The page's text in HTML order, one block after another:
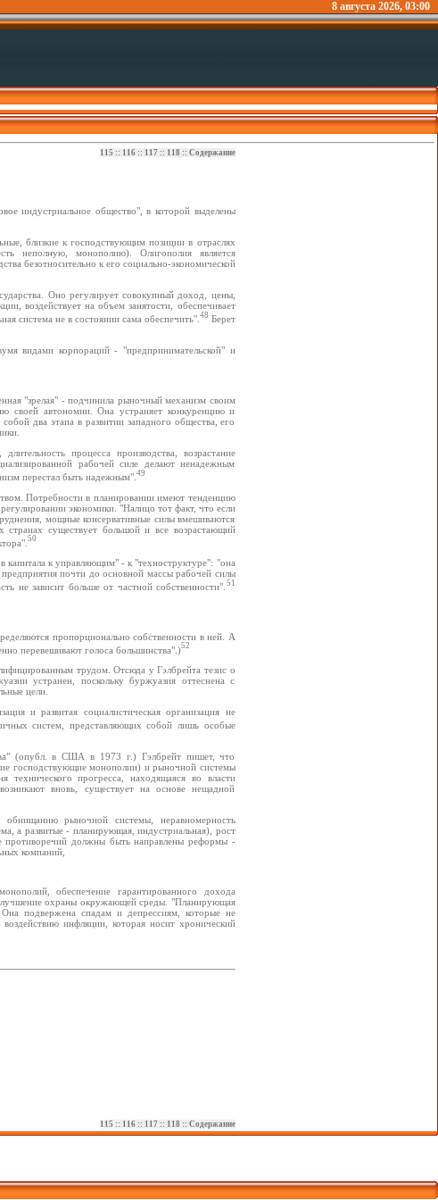
8 августа 2026, 03:00
115 :: 116 :: 117:: 118 :: Содержание
индустриальное общество", в которой выделены
близкие к господствующим позиции в отраслях
неполную, монополию). Олигополия является
безотносительно к его социально-экономической
Оно регулирует совокупный доход, цены,
воздействует на объем занятости, обеспечивает
система не в состоянии сама обеспечить". 48 Берет
видами корпораций - "предпринимательской" и
"зрелая" - подчинила рыночный механизм своим
своей автономии. Она устраняет конкуренцию и
два этапа в развитии западного общества, его
процесса производства, возрастание
рабочей силе делают ненадежным
перестал быть надежным". 49
Потребности в планировании имеют тенденцию
экономики. "Налицо тот факт, что если
мощные консервативные силы вмешиваются
странах существует большой и все возрастающий
50
капитала к управляющим" - к "техноструктуре": "она
почти до основной массы рабочей силы
не зависит больше от частной собственности". 51
пропорционально собственности в ней. А
перевешивают голоса большинства".)52
трудом. Отсюда у Гэлбрейта тезис о
устранен, поскольку буржуазия оттеснена с
цели.
и развитая социалистическая организация не
систем, представляющих собой лишь особые
(опубл. в США в 1973 г.) Гэлбрейт пишет, что
господствующие монополии) и рыночной системы
технического прогресса, находящаяся во власти
вновь, существует на основе нещадной
рыночной системы, неравномерность
а развитые - планирующая, индустриальная), рост
противоречий должны быть направлены реформы -
компаний,
обеспечение гарантированного дохода
охраны окружающей среды. "Планирующая
Она подвержена спадам и депрессиям, которые не
инфляции, которая носит хронический
115 :: 116 :: 117:: 118 :: Содержание